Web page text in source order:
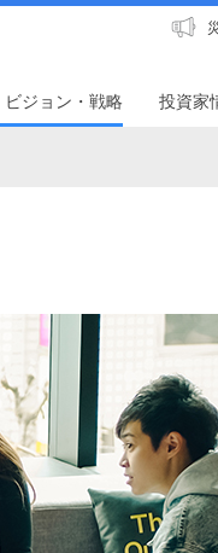
ジョン・戦略 投資家